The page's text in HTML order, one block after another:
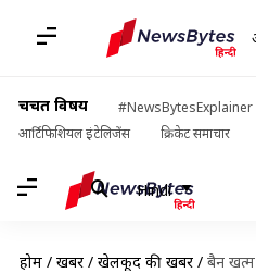
चर्चित विषय #NewsBytesExplainer
आर्टिफिशियल इंटेलिजेंस
क्रिकेट समाचार
Hindi
होम / खबरें / खेलकूद की खबरें / बैन खत्म होने